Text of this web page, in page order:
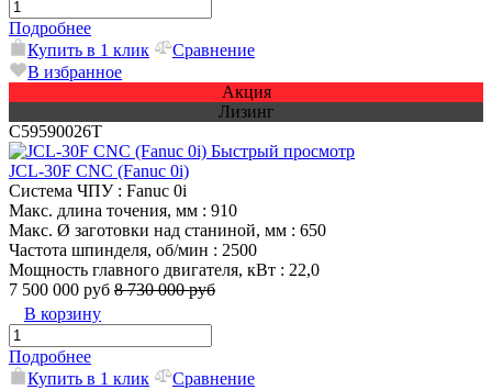
Подробнее
Купить в 1 клик
Сравнение
В избранное
Акция
Лизинг
C59590026T
Быстрый просмотр
JCL-30F CNC (Fanuc 0i)
Система ЧПУ: Fanuc 0i
Макс. длина точения, мм : 910
Макс. Ø заготовки над станиной, мм : 650
Частота шпинделя, об/мин : 2500
Мощность главного двигателя, кВт : 22,0
7 500 000 руб 8 730 000 руб
В корзину
Подробнее
Купить в 1 клик
Сравнение